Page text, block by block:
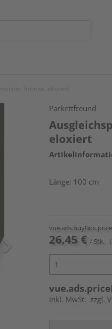
Parkettfreund
eloxiert
Länge: 100 cm
26,45 € / Stk.
inkl. MwSt. zzgl.